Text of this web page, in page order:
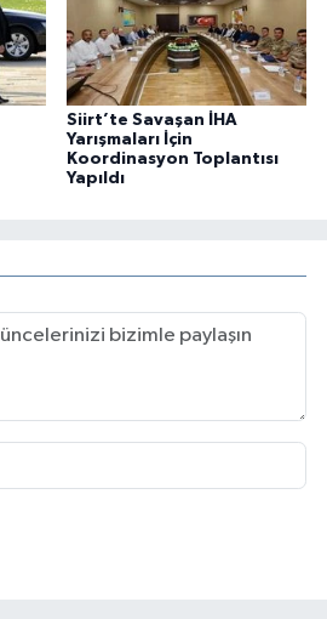
Siirt’te Savaşan İHA
Yarışmaları İçin
Koordinasyon Toplantısı
Yapıldı